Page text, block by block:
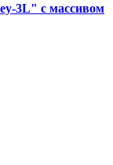
3L" с массивом